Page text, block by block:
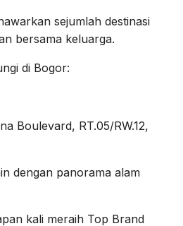
sejumlah destinasi
bersama keluarga.
di Bogor:
Boulevard, RT.05/RW.12,
dengan panorama alam
kali meraih Top Brand